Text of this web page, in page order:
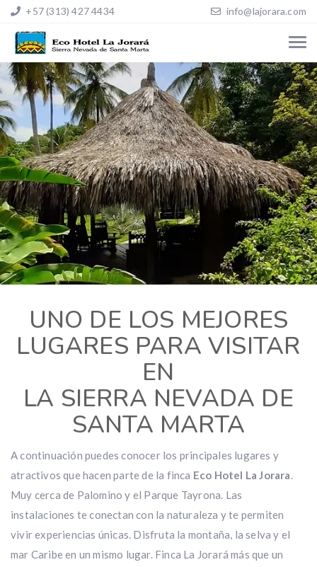
+57 (313) 427 4434 info@lajorara.com
UNO DE LOS MEJORES
LUGARES PARA VISITAR
EN
LA SIERRA NEVADA DE
SANTA MARTA
A continuación puedes conocer los principales lugares y
atractivos que hacen parte de la finca Eco Hotel La Jorara.
Muy cerca de Palomino y el Parque Tayrona. Las
instalaciones te conectan con la naturaleza y te permiten
vivir experiencias únicas. Disfruta la montaña, la selva y el
mar Caribe en un mismo lugar. Finca La Jorará más que un